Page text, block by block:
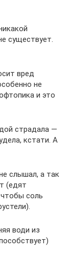
существует.
вред
не
и это
страдала —
кстати. А
слышал, а так
(едят
соль
води из